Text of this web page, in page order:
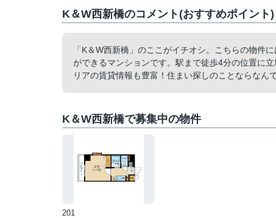
K＆W西新橋のコメント(おすすめポイント)
「K＆W西新橋」のここがイチオシ。こちらの物件
ができるマンションです。駅まで徒歩4分の位置に
リアの賃貸情報も豊富！住まい探しのことならなん
K＆W西新橋で募集中の物件
201